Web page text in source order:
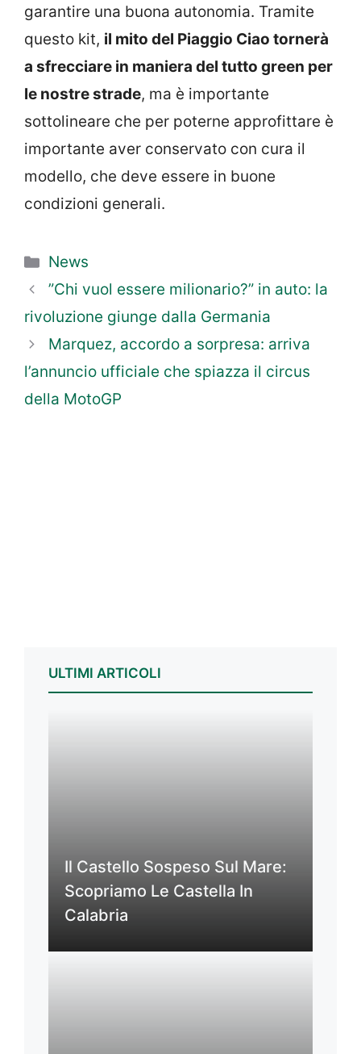
garantire una buona autonomia. Tramite
questo kit, il mito del Piaggio Ciao tornerà
a sfrecciare in maniera del tutto green per
le nostre strade, ma è importante
sottolineare che per poterne approfittare è
importante aver conservato con cura il
modello, che deve essere in buone
condizioni generali.
Categorie
News
”Chi vuol essere milionario?” in auto: la
rivoluzione giunge dalla Germania
Marquez, accordo a sorpresa: arriva
l’annuncio ufficiale che spiazza il circus
della MotoGP
ULTIMI ARTICOLI
Il Castello Sospeso Sul Mare:
Scopriamo Le Castella In
Calabria